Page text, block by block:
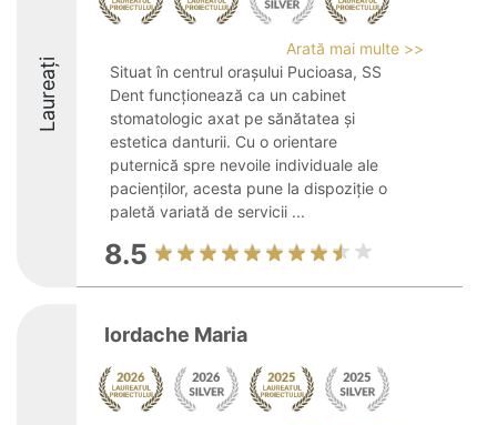
Laureați
Arată mai multe >>
Situat în centrul orașului Pucioasa, SS
Dent funcționează ca un cabinet
stomatologic axat pe sănătatea și
estetica danturii. Cu o orientare
puternică spre nevoile individuale ale
pacienților, acesta pune la dispoziție o
paletă variată de servicii ...
8.5
Iordache Maria